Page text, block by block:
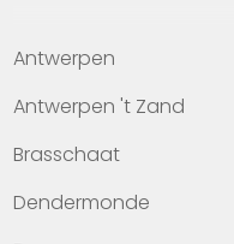
Kennis van wonen
Kantoren
Veelgestelde vragen
Werken bij Heylen
Antwerpen
Antwerpen 't Zand
Brasschaat
Dendermonde